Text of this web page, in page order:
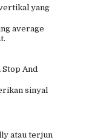
yang
average
And
sinyal
atau terjun